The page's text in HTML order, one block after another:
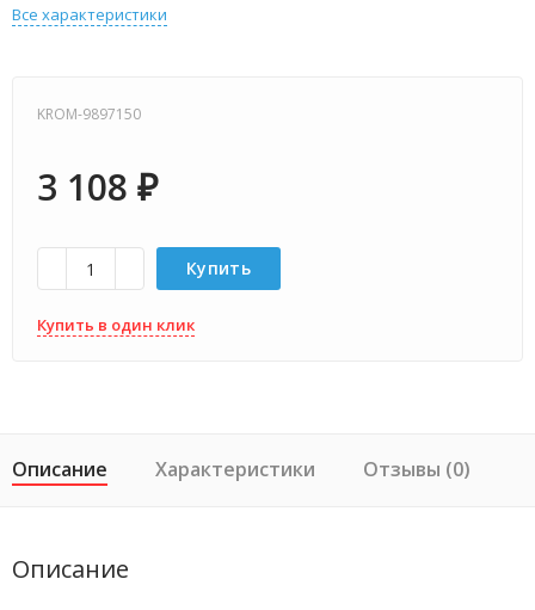
Все характеристики
KROM-9897150
3 108 ₽
Купить
Купить в один клик
Описание Характеристики Отзывы (0)
Описание